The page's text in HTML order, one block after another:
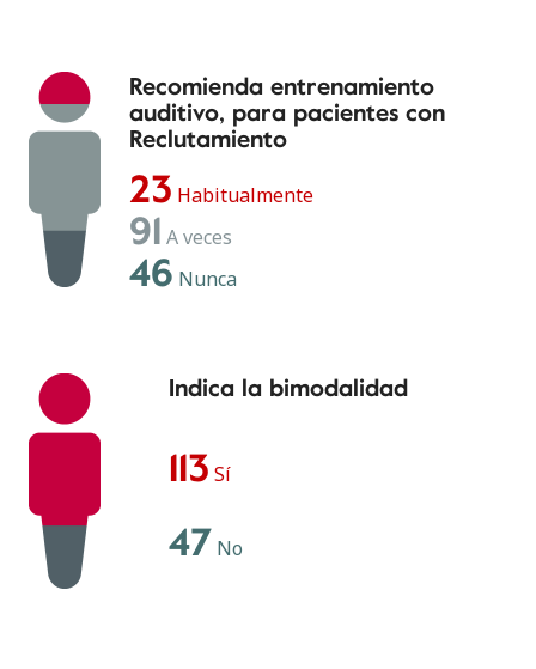
Recomienda entrenamiento
auditivo, para pacientes con
Reclutamiento
23 Habitualmente
91 A veces
46 Nunca
Indica la bimodalidad
113 Sí
47 No